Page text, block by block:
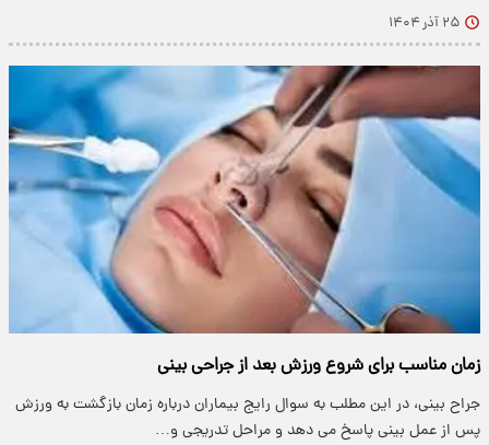
۲۵ آذر ۱۴۰۴
زمان مناسب برای شروع ورزش بعد از جراحی بینی
جراح بینی، در این مطلب به سوال رایج بیماران درباره زمان بازگشت به ورزش
پس از عمل بینی پاسخ می دهد و مراحل تدریجی و…